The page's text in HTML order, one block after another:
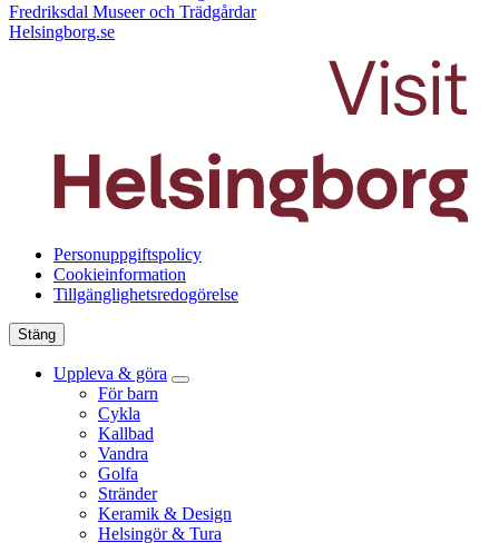
Fredriksdal Museer och Trädgårdar
Helsingborg.se
Personuppgiftspolicy
Cookieinformation
Tillgänglighetsredogörelse
Stäng
Uppleva & göra
För barn
Cykla
Kallbad
Vandra
Golfa
Stränder
Keramik & Design
Helsingör & Tura